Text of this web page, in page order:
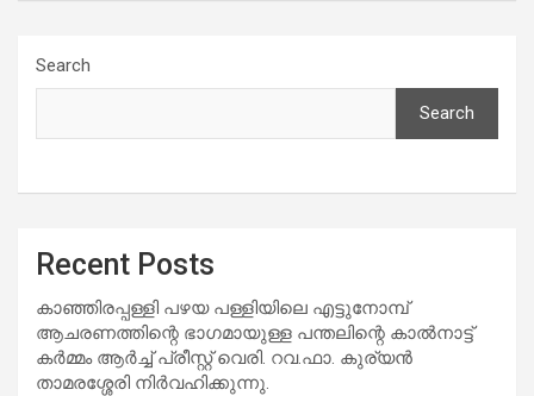
Search
Search
Recent Posts
കാഞ്ഞിരപ്പള്ളി പഴയ പള്ളിയിലെ എട്ടുനോമ്പ്
ആചരണത്തിന്റെ ഭാഗമായുള്ള പന്തലിന്റെ കാൽനാട്ട്
കർമ്മം ആർച്ച് പ്രീസ്റ്റ് വെരി. റവ.ഫാ. കുര്യൻ
താമരശ്ശേരി നിർവഹിക്കുന്നു.